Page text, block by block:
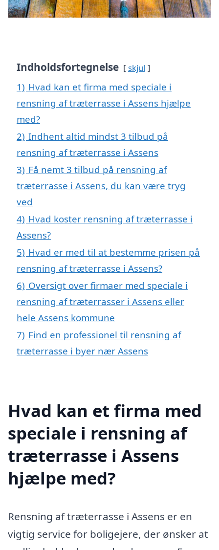
Indholdsfortegnelse skjul
1) Hvad kan et firma med speciale i
rensning af træterrasse i Assens hjælpe
med?
2) Indhent altid mindst 3 tilbud på
rensning af træterrasse i Assens
3) Få nemt 3 tilbud på rensning af
træterrasse i Assens, du kan være tryg
ved
4) Hvad koster rensning af træterrasse i
Assens?
5) Hvad er med til at bestemme prisen på
rensning af træterrasse i Assens?
6) Oversigt over firmaer med speciale i
rensning af træterrasser i Assens eller
hele Assens kommune
7) Find en professionel til rensning af
træterrasse i byer nær Assens
Hvad kan et firma med
speciale i rensning af
træterrasse i Assens
hjælpe med?
Rensning af træterrasse i Assens er en
vigtig service for boligejere, der ønsker at